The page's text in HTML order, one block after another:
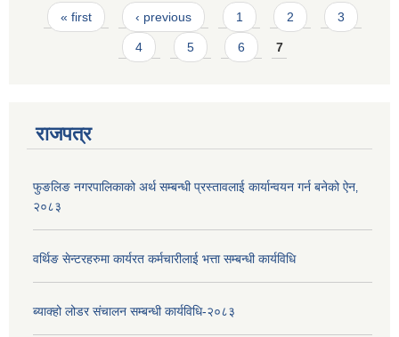
Pages
« first ‹ previous 1 2 3
4 5 6 7
राजपत्र
फुङलिङ नगरपालिकाको अर्थ सम्बन्धी प्रस्तावलाई कार्यान्वयन गर्न बनेको ऐन‚
२०८३
वर्थिङ सेन्टरहरुमा कार्यरत कर्मचारीलाई भत्ता सम्बन्धी कार्यविधि
ब्याक्हो लोडर संचालन सम्बन्धी कार्यविधि-२०८३